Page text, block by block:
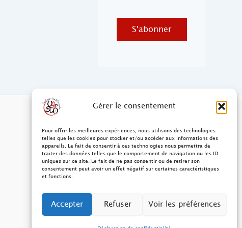
Gérer le consentement
Pour offrir les meilleures expériences, nous utilisons des technologies
telles que les cookies pour stocker et/ou accéder aux informations des
appareils. Le fait de consentir à ces technologies nous permettra de
traiter des données telles que le comportement de navigation ou les ID
uniques sur ce site. Le fait de ne pas consentir ou de retirer son
consentement peut avoir un effet négatif sur certaines caractéristiques
et fonctions.
Accepter Refuser Voir les préférences
S'abonner